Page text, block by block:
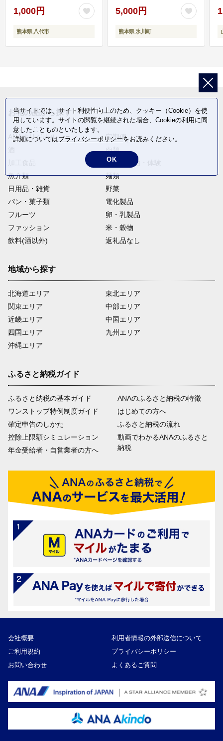
1,000円
熊本県 八代市
5,000円
熊本県 氷川町
お礼の品から探す
ANAオリジナル
定期便
肉類
旅行・宿泊・体験
魚介類
麺類
日用品・雑貨
野菜
パン・菓子類
電化製品
フルーツ
卵・乳製品
ファッション
米・穀物
飲料(酒以外)
返礼品なし
地域から探す
北海道エリア
関東エリア
近畿エリア
四国エリア
沖縄エリア
東北エリア
中部エリア
中国エリア
九州エリア
ふるさと納税ガイド
ふるさと納税の基本ガイド
ワンストップ特例制度ガイド
確定申告のしかた
控除上限額シミュレーション
年金受給者・自営業者の方へ
ANAのふるさと納税の特徴
はじめての方へ
ふるさと納税の流れ
動画でわかるANAのふるさと
納税
会社概要
利用者情報の外部送信について
ご利用規約
プライバシーポリシー
お問い合わせ
よくあるご質問
当サイトでは、サイト利便性向上のため、クッキー（Cookie）を使
用しています。サイトの閲覧を継続された場合、Cookieの利用に同
意したことものといたします。
詳細についてはプライバシーポリシーをお読みください。
OK